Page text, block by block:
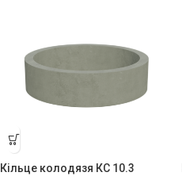
Кільце колодязя КС 10.3